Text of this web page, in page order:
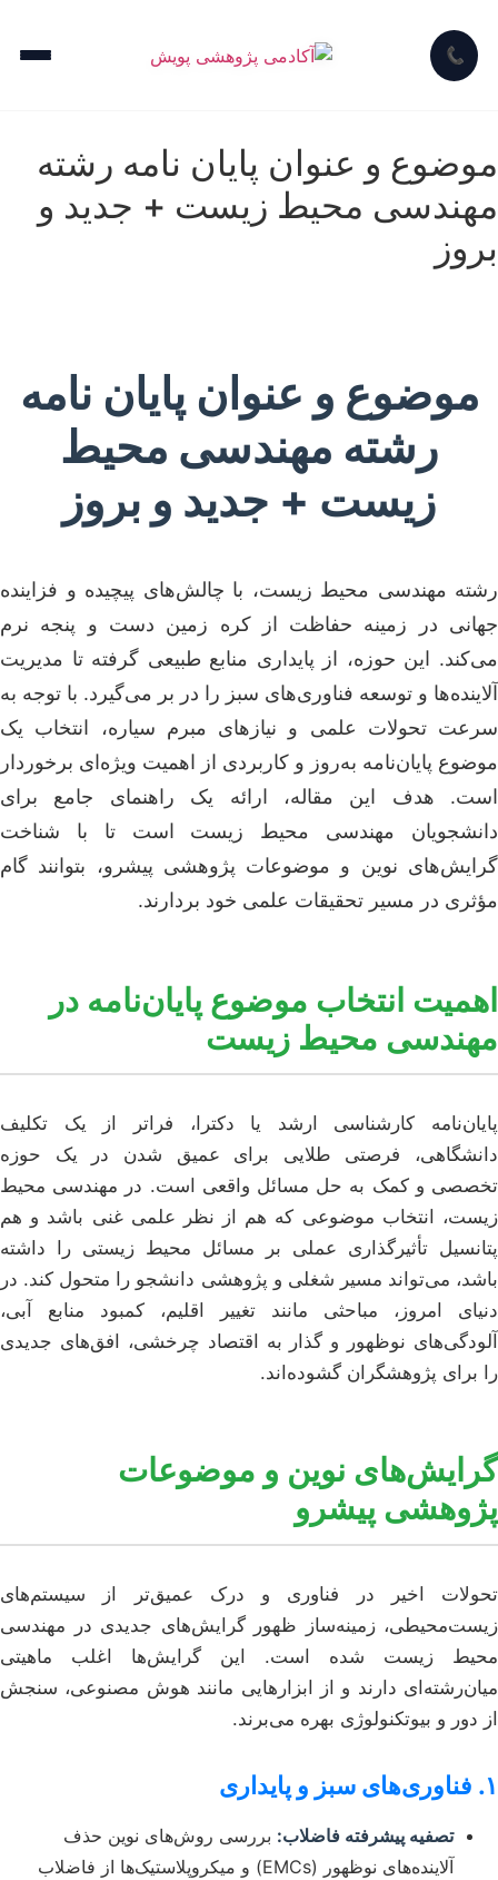
📞
موضوع و عنوان پایان نامه رشته
مهندسی محیط زیست + جدید و
بروز
موضوع و عنوان پایان نامه
رشته مهندسی محیط
زیست + جدید و بروز
رشته مهندسی محیط زیست، با چالش‌های پیچیده و فزاینده
جهانی در زمینه حفاظت از کره زمین دست و پنجه نرم
می‌کند. این حوزه، از پایداری منابع طبیعی گرفته تا مدیریت
آلاینده‌ها و توسعه فناوری‌های سبز را در بر می‌گیرد. با توجه به
سرعت تحولات علمی و نیازهای مبرم سیاره، انتخاب یک
موضوع پایان‌نامه به‌روز و کاربردی از اهمیت ویژه‌ای برخوردار
است. هدف این مقاله، ارائه یک راهنمای جامع برای
دانشجویان مهندسی محیط زیست است تا با شناخت
گرایش‌های نوین و موضوعات پژوهشی پیشرو، بتوانند گام
مؤثری در مسیر تحقیقات علمی خود بردارند.
اهمیت انتخاب موضوع پایان‌نامه در
مهندسی محیط زیست
پایان‌نامه کارشناسی ارشد یا دکترا، فراتر از یک تکلیف
دانشگاهی، فرصتی طلایی برای عمیق شدن در یک حوزه
تخصصی و کمک به حل مسائل واقعی است. در مهندسی محیط
زیست، انتخاب موضوعی که هم از نظر علمی غنی باشد و هم
پتانسیل تأثیرگذاری عملی بر مسائل محیط زیستی را داشته
باشد، می‌تواند مسیر شغلی و پژوهشی دانشجو را متحول کند. در
دنیای امروز، مباحثی مانند تغییر اقلیم، کمبود منابع آبی،
آلودگی‌های نوظهور و گذار به اقتصاد چرخشی، افق‌های جدیدی
را برای پژوهشگران گشوده‌اند.
گرایش‌های نوین و موضوعات
پژوهشی پیشرو
تحولات اخیر در فناوری و درک عمیق‌تر از سیستم‌های
زیست‌محیطی، زمینه‌ساز ظهور گرایش‌های جدیدی در مهندسی
محیط زیست شده است. این گرایش‌ها اغلب ماهیتی
میان‌رشته‌ای دارند و از ابزارهایی مانند هوش مصنوعی، سنجش
از دور و بیوتکنولوژی بهره می‌برند.
۱. فناوری‌های سبز و پایداری
تصفیه پیشرفته فاضلاب: بررسی روش‌های نوین حذف
آلاینده‌های نوظهور (EMCs) و میکروپلاستیک‌ها از فاضلاب